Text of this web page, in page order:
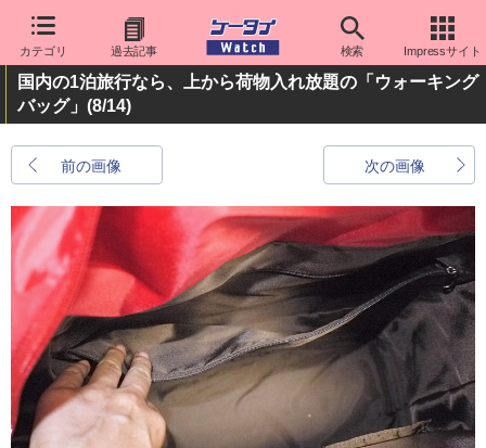
カテゴリ 過去記事 検索 Impressサイト
国内の1泊旅行なら、上から荷物入れ放題の「ウォーキング
バッグ」 (8/14)
前の画像 次の画像